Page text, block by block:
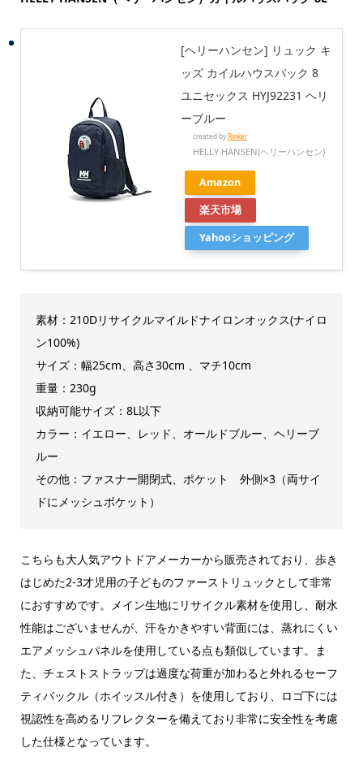
[ヘリーハンセン] リュック キ
ッズ カイルハウスパック 8
ユニセックス HYJ92231 ヘリ
ーブルー
created byRinker
HELLY HANSEN(ヘリーハンセン)
Amazon
楽天市場
Yahooショッピング
素材： 210Dリサイクルマイルドナイロンオックス(ナイロ
ン100%)
サイズ：幅25cm、高さ30cm 、マチ10cm
重量：230g
収納可能サイズ：8L以下
カラー：イエロー、レッド、オールドブルー、ヘリーブ
ルー
その他：ファスナー開閉式、ポケット 外側×3（両サイ
ドにメッシュポケット）
こちらも大人気アウトドアメーカーから販売されており、歩き
はじめた2-3才児用の子どものファーストリュックとして非常
におすすめです。メイン生地にリサイクル素材を使用し、耐水
性能はございませんが、汗をかきやすい背面には、蒸れにくい
エアメッシュパネルを使用している点も類似しています。ま
た、チェストストラップは過度な荷重が加わると外れるセーフ
ティバックル（ホイッスル付き）を使用しており、ロゴ下には
視認性を高めるリフレクターを備えており非常に安全性を考慮
した仕様となっています。